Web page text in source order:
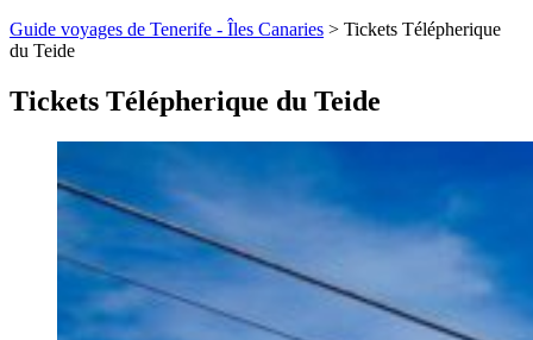
Guide voyages de Tenerife - Îles Canaries > Tickets Télépherique
du Teide
Tickets Télépherique du Teide